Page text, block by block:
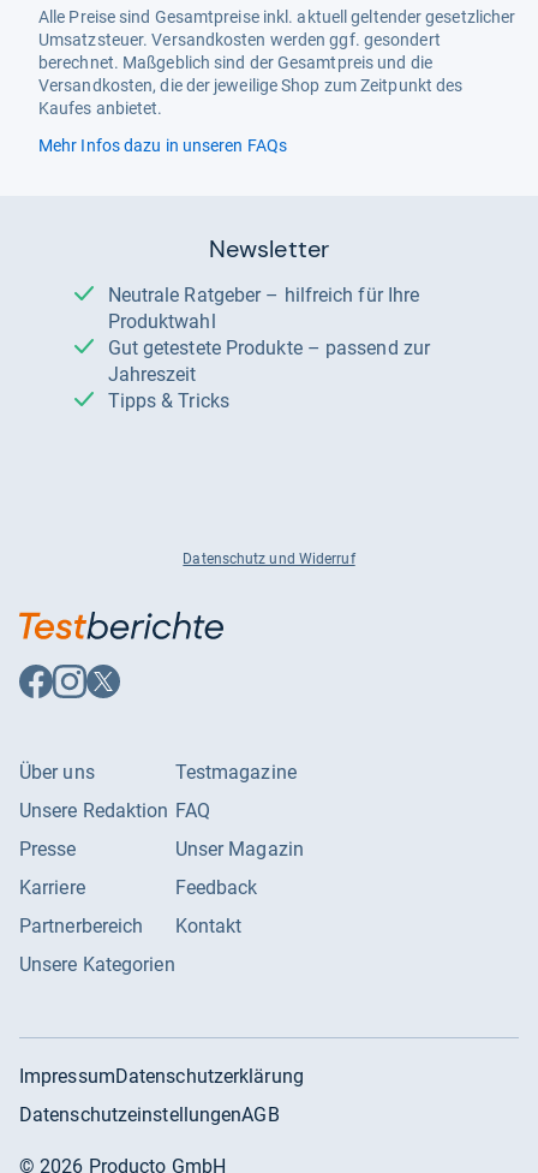
Alle Preise sind Gesamtpreise inkl. aktuell geltender gesetzlicher
Umsatzsteuer. Versandkosten werden ggf. gesondert
berechnet. Maßgeblich sind der Gesamtpreis und die
Versandkosten, die der jeweilige Shop zum Zeitpunkt des
Kaufes anbietet.
Mehr Infos dazu in unseren FAQs
Newsletter
Neutrale Ratgeber – hilfreich für Ihre
Produktwahl
Gut getestete Produkte – passend zur
Jahreszeit
Tipps & Tricks
Datenschutz und Widerruf
Auf
Facebook
Auf
Instagram
Auf
X
Über uns
Unsere Redaktion
Presse
Karriere
Partnerbereich
Unsere Kategorien
Testmagazine
FAQ
Unser Magazin
Feedback
Kontakt
ImpressumDatenschutzerklärung
DatenschutzeinstellungenAGB
©2026 Producto GmbH